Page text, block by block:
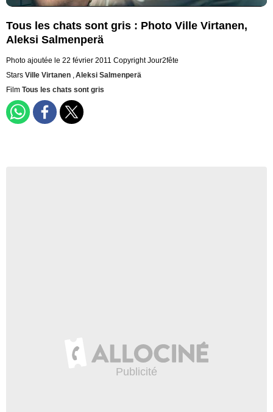
Tous les chats sont gris : Photo Ville Virtanen,
Aleksi Salmenperä
Photo ajoutée le 22 février 2011 Copyright Jour2fête
Stars Ville Virtanen ,Aleksi Salmenperä
Film Tous les chats sont gris